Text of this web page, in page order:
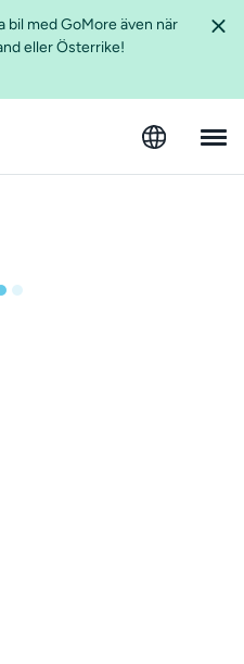
bil med GoMore även när
eller Österrike!